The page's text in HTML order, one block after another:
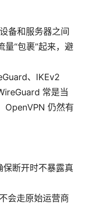
备和服务器之间
量“包裹”起来，避
、IKEv2
常是当
OpenVPN 仍然有
断开时不暴露真
会走原始运营商